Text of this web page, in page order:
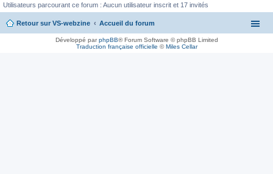
Utilisateurs parcourant ce forum : Aucun utilisateur inscrit et 17 invités
Retour sur VS-webzine Accueil du forum
Développé parphpBB® Forum Software © phpBB Limited
Traduction française officielle ©Miles Cellar